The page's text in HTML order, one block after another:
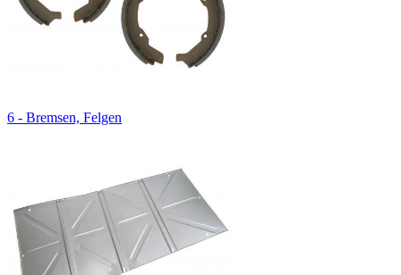
6 - Bremsen, Felgen